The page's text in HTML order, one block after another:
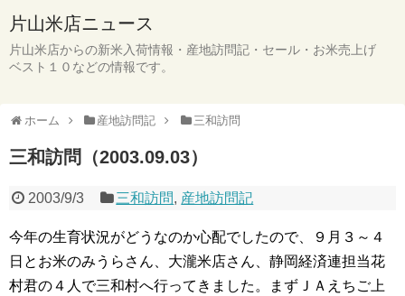
片山米店ニュース
片山米店からの新米入荷情報・産地訪問記・セール・お米売上げ
ベスト１０などの情報です。
ホーム 産地訪問記 三和訪問
三和訪問（2003.09.03）
2003/9/3 三和訪問, 産地訪問記
今年の生育状況がどうなのか心配でしたので、９月３～４
日とお米のみうらさん、大瀧米店さん、静岡経済連担当花
村君の４人で三和村へ行ってきました。まずＪＡえちご上